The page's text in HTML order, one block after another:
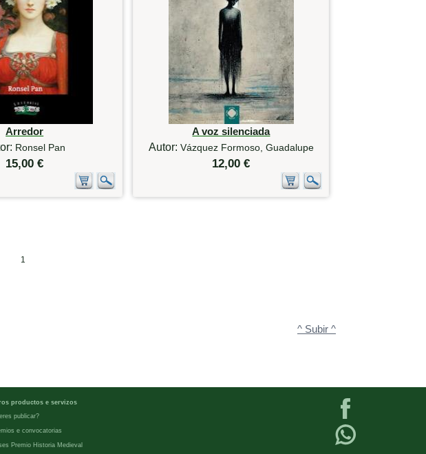
Arredor
Ronsel Pan
15,00 €
A voz silenciada
Autor: Vázquez Formoso, Guadalupe
12,00 €
1
^ Subir ^
productos e servizos
publicar?
e convocatorias
Premio Historia Medieval